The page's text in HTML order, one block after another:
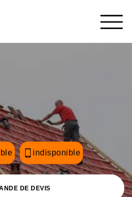
indisponible
DE DEVIS